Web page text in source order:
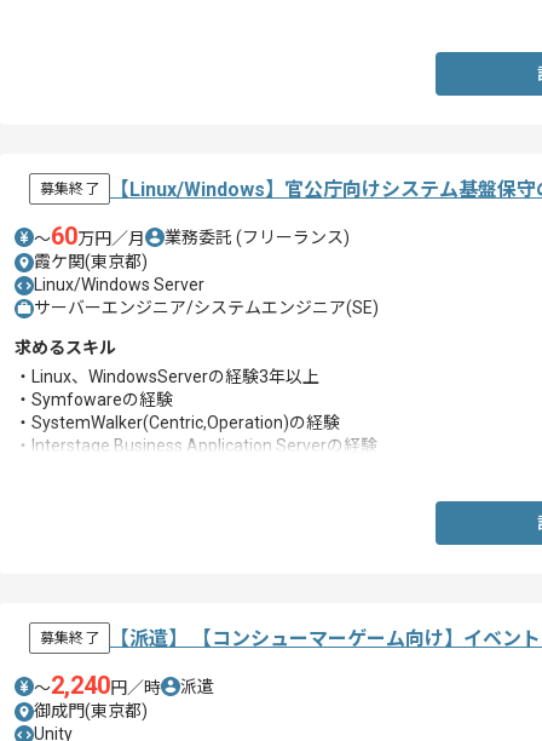
募集終了 【Linux/Windows】官公庁向けシステム基盤保
〜60万円／月 業務委託 (フリーランス)
霞ケ関(東京都)
Linux/Windows Server
サーバーエンジニア/システムエンジニア(SE)
求めるスキル
・Linux、WindowsServerの経験3年以上
・Symfowareの経験
・SystemWalker(Centric,Operation)の経験
・Interstage Business Application Serverの経験
募集終了 【派遣】 【コンシューマーゲーム向け】イベン
〜2,240円／時
派遣
御成門(東京都)
Unity